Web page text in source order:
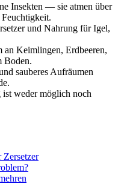
Insekten — sie atmen über
und Nahrung für Igel,
an Keimlingen, Erdbeeren,
Boden.
sauberes Aufräumen
weder möglich noch